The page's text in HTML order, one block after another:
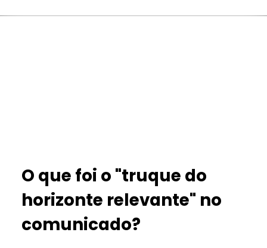
O que foi o "truque do
horizonte relevante" no
comunicado?